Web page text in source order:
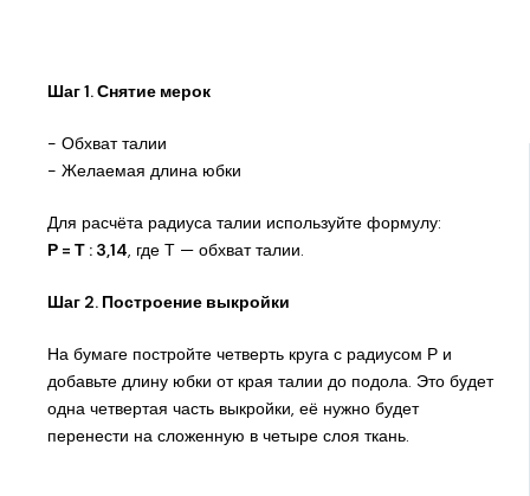
Шаг 1. Снятие мерок
- Обхват талии
- Желаемая длина юбки
Для расчёта радиуса талии используйте формулу:
Р = Т : 3,14, где Т — обхват талии.
Шаг 2. Построение выкройки
На бумаге постройте четверть круга с радиусом Р и
добавьте длину юбки от края талии до подола. Это будет
одна четвертая часть выкройки, её нужно будет
перенести на сложенную в четыре слоя ткань.